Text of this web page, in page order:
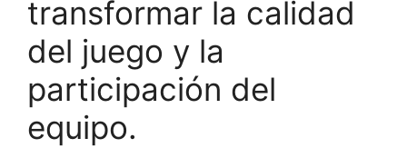
transformar la calidad
del juego y la
participación del
equipo.